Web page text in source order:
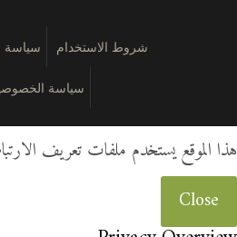
شروط الاستخدام سياسة
سياسة
هذا الموقع يستخدم ملفات تعريف
Close